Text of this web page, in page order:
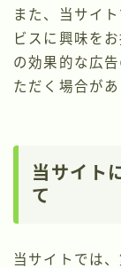
また、当サイ
ビスに興味を
の効果的な広
ただく場合があ
当サイト
て
当サイトでは